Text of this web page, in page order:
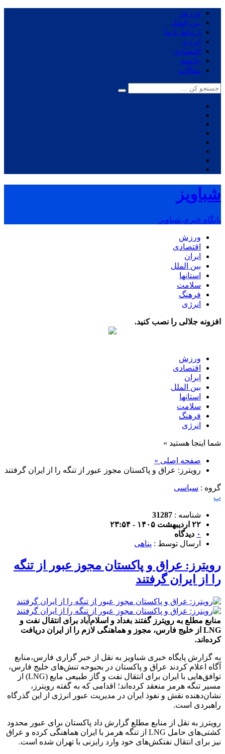
ورزش
بین الملل
ارتباط با ما
انرژی
اقتصادی
جامعه
مقالات
شباویز
پایگاه خبری شباویز
ورزش
اقتصادی
ایران
بین الملل
استانها
سلامت
فرهنگ
انرژی
افزونه جلالی را نصب کنید.
ورزش
اقتصادی
ایران
بین الملل
استانها
سلامت
فرهنگ
انرژی
شما اینجا هستید »
صفحه اصلی »
رویترز: عراق و پاکستان مجوز عبور از تنگه را از ایران گرفتند
گروه : سیاسی
پ
شناسه : 31287
۲۲ اردیبهشت ۱۴۰۵ - ۲۳:۵۴
۰ دیدگاه
ارسال توسط : پناهی
رویترز: عراق و پاکستان مجوز عبور از تنگه
را از ایران گرفتند
منابع مطلع به رویترز گفتند بغداد و اسلام‌آباد برای انتقال نفت و
LNG از خلیج فارس، مجوز و هماهنگی لازم را از ایران دریافت
کرده‌اند.
به گزارش پایگاه خبری شباویز به نقل از خبر گزاری فارس،منابع
آگاه اعلام کردند عراق و پاکستان در بحبوحه تنش‌های خلیج فارس،
توافق‌هایی با ایران برای انتقال نفت و گاز طبیعی مایع (LNG) از
مسیر تنگه هرمز منعقد کرده‌اند؛ اقدامی که به گفته رویترز،
نشان‌دهنده نقش و نفوذ ایران در مدیریت عبور انرژی از این گذرگاه
راهبردی است.
رویترز به نقل از منابع مطلع گزارش داد پاکستان برای عبور محدود
کشتی‌های حامل LNG از تنگه هرمز با ایران هماهنگی کرده و عراق
نیز برای انتقال نفتکش‌های خود وارد رایزنی با تهران شده است.